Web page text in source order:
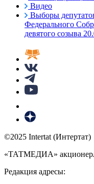
Видео
Выборы
Федерального
девятого созыва
©2025 Intertat (Интертат)
«ТАТМЕДИА»
Редакция адресы: